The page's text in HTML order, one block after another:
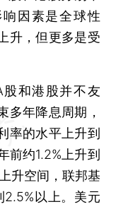
因素是全球性
升，但更多是受
和港股并不友
多年降息周期，
率的水平上升到
前约1.2%上升到
升空间，联邦基
以上。美元